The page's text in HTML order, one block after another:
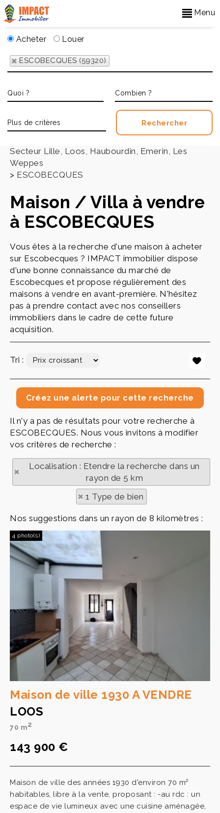
Menu
Acheter Louer
ESCOBECQUES (59320)
Secteur Lille, Loos, Haubourdin, Emerin, Les
Weppes
> ESCOBECQUES
Maison / Villa à vendre
à ESCOBECQUES
Vous êtes à la recherche d'une maison à acheter
sur Escobecques ? IMPACT immobilier dispose
d'une bonne connaissance du marché de
Escobecques et propose régulièrement des
maisons à vendre en avant-première. N'hésitez
pas à prendre contact avec nos conseillers
immobiliers dans le cadre de cette future
acquisition.
Tri :
Il n'y a pas de résultats pour votre recherche à
ESCOBECQUES. Nous vous invitons à modifier
vos critères de recherche :
Localisation : Etendre la recherche dans un
rayon de 5 km
1 Type de bien
Nos suggestions dans un rayon de 8 kilomètres :
4 photo(s)
Maison de ville 1930 A VENDRE
LOOS
70 m2
143 900 €
Maison de ville des années 1930 d'environ 70 m²
habitables, libre à la vente, proposant : -au rdc : un
espace de vie lumineux avec une cuisine aménagée,